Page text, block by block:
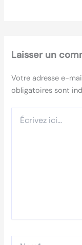
Laisser un
Votre adresse e-
obligatoires sont
ici…